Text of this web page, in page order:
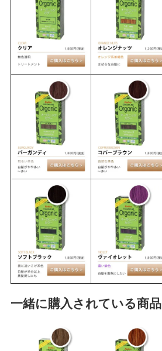
一緒に購入されている商品